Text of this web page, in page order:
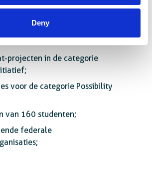
Deny
Award 2026 bracht
projecten in de categorie
voor de categorie Possibility
van 160 studenten;
federale